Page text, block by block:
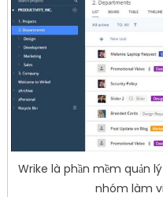
Wrike là phần mềm quản
nhóm làm